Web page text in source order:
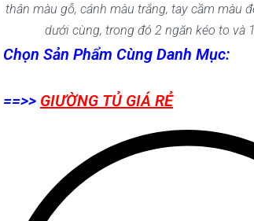
thân màu gỗ, cánh màu trắng, tay cầm màu
dưới cùng, trong đó 2 ngăn kéo to và
Chọn Sản Phẩm Cùng Danh Mục:
==>> GIƯỜNG TỦ GIÁ RẺ